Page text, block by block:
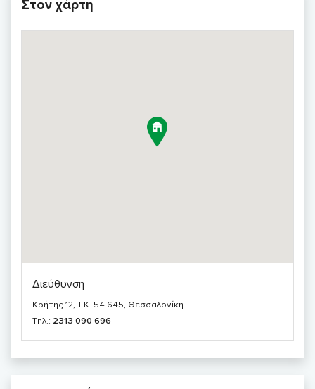
Στον χάρτη
Διεύθυνση
Κρήτης 12, T.K. 54 645, Θεσσαλονίκη
Τηλ.: 2313 090 696